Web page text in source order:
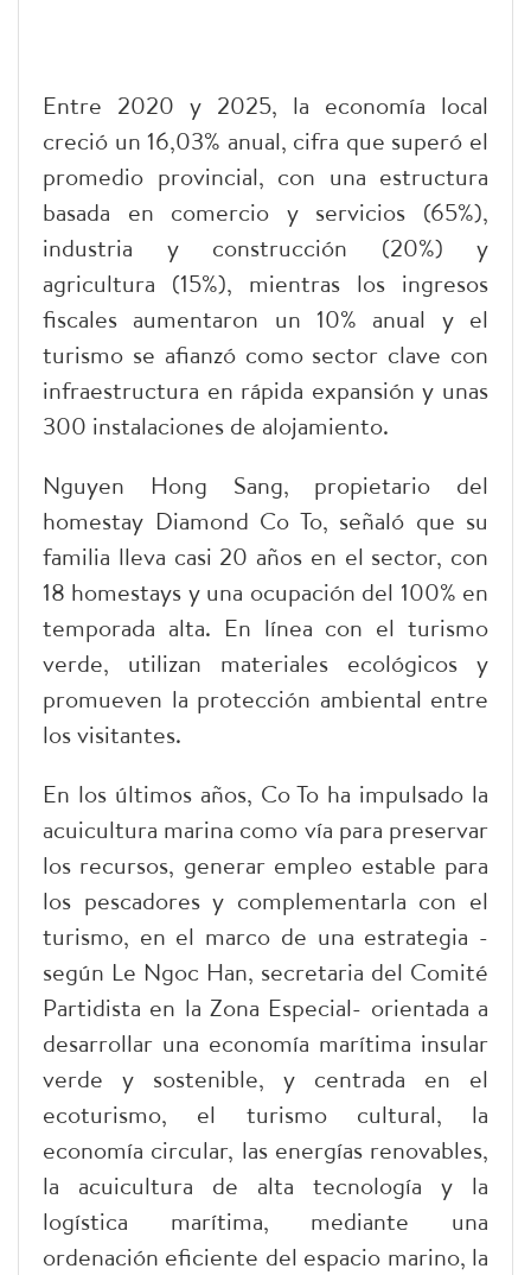
Entre 2020 y 2025, la economía local
creció un 16,03% anual, cifra que superó el
promedio provincial, con una estructura
basada en comercio y servicios (65%),
industria y construcción (20%) y
agricultura (15%), mientras los ingresos
fiscales aumentaron un 10% anual y el
turismo se afianzó como sector clave con
infraestructura en rápida expansión y unas
300 instalaciones de alojamiento.
Nguyen Hong Sang, propietario del
homestay Diamond Co To, señaló que su
familia lleva casi 20 años en el sector, con
18 homestays y una ocupación del 100% en
temporada alta. En línea con el turismo
verde, utilizan materiales ecológicos y
promueven la protección ambiental entre
los visitantes.
En los últimos años, Co To ha impulsado la
acuicultura marina como vía para preservar
los recursos, generar empleo estable para
los pescadores y complementarla con el
turismo, en el marco de una estrategia -
según Le Ngoc Han, secretaria del Comité
Partidista en la Zona Especial- orientada a
desarrollar una economía marítima insular
verde y sostenible, y centrada en el
ecoturismo, el turismo cultural, la
economía circular, las energías renovables,
la acuicultura de alta tecnología y la
logística marítima, mediante una
ordenación eficiente del espacio marino, la